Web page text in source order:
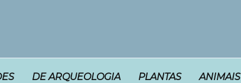
DE ARQUEOLOGIA PLANTAS ANIMAIS